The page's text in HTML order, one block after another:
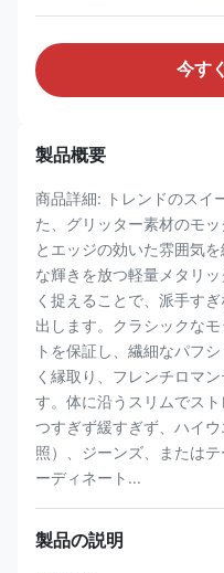
今す
製品概要
商品詳細: トレンドのスイ
た、グリッター素材のモ
とエッジの効いた雰囲気
な輝きを放つ軽量メタリ
く捉えることで、派手す
出します。クラシックな
トを保証し、繊細なパフ
く縁取り、フレンチロマ
す。体に沿うスリムでス
つすぎず緩すぎず、ハイ
照）、ジーンズ、または
ーディネート...
製品の説明